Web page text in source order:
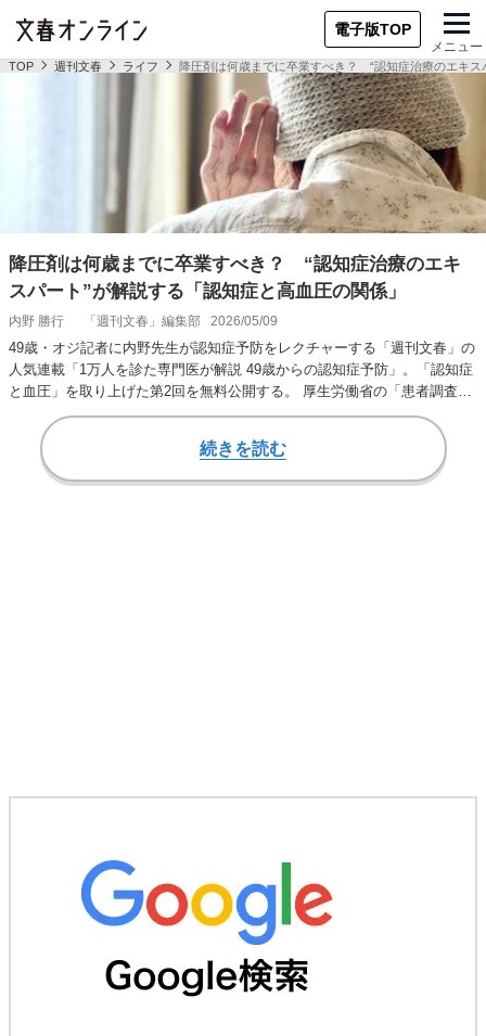
電子版TOP
メニュー
TOP 週刊文春 ライフ 降圧剤は何歳までに卒業すべき？ “認知症治療のエキス
降圧剤は何歳までに卒業すべき？ “認知症治療のエキ
スパート”が解説する「認知症と高血圧の関係」
内野 勝行 「週刊文春」編集部 2026/05/09
49歳・オジ記者に内野先生が認知症予防をレクチャーする「週刊文春」の
人気連載「1万人を診た専門医が解説 49歳からの認知症予防」。「認知症
と血圧」を取り上げた第2回を無料公開する。 厚生労働省の「患者調査」
続きを読む